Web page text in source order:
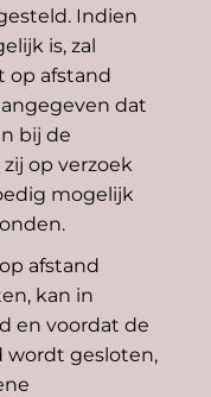
Indien
is, zal
op afstand
dat
bij de
op verzoek
mogelijk
afstand
kan in
en voordat de
wordt gesloten,